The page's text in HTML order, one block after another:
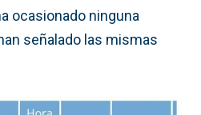
ocasionado ninguna
señalado las mismas